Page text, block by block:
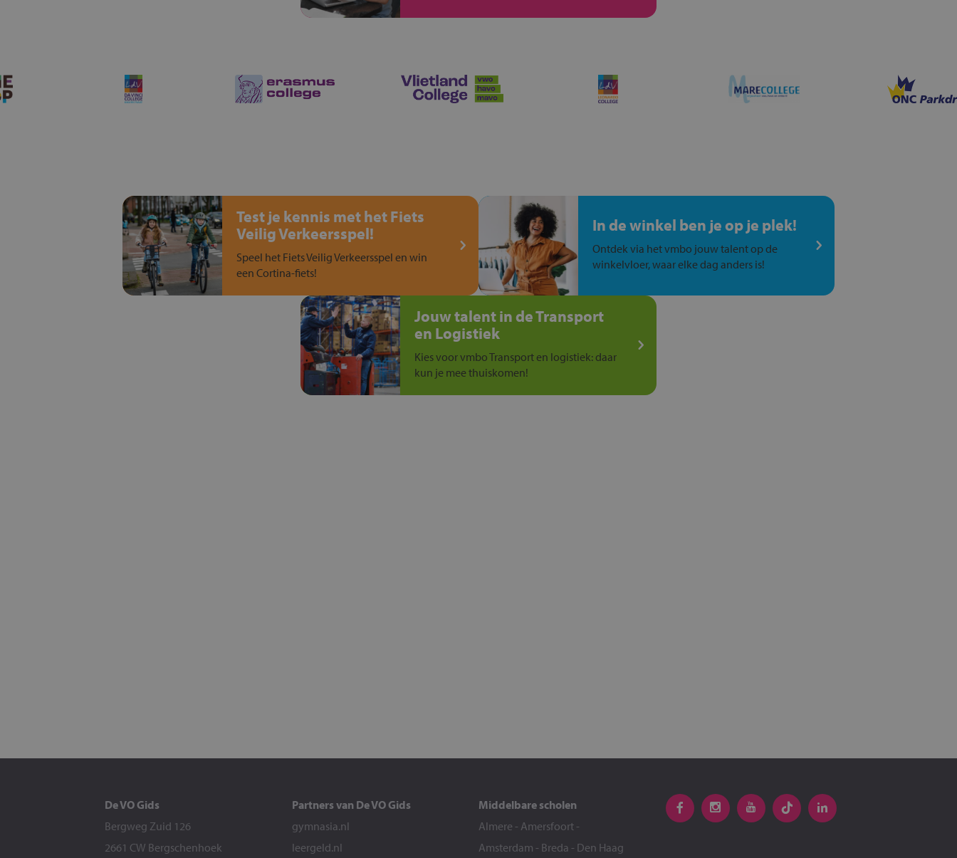
Test je kennis met het Fiets
Veilig Verkeersspel!
Speel het Fiets Veilig Verkeersspel en win
een Cortina-fiets!
In de winkel ben je op je plek!
Ontdek via het vmbo jouw talent op de
winkelvloer, waar elke dag anders is!
Jouw talent in de Transport
en Logistiek
Kies voor vmbo Transport en logistiek: daar
kun je mee thuiskomen!
De VO Gids
Bergweg Zuid 126
2661 CW Bergschenhoek
Partners van De VO Gids
gymnasia.nl
leergeld.nl
Middelbare scholen
Almere - Amersfoort -
Amsterdam - Breda - Den Haag